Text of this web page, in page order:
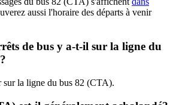
aussi l'horaire des départs à venir
de bus y a-t-il sur la ligne du
sur la ligne du bus 82 (CTA).